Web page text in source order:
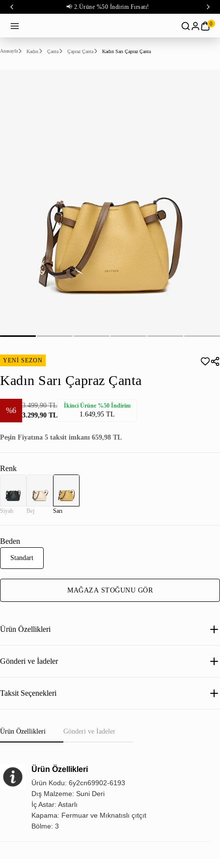
📢 2.Ürüne %50 İndirim Fırsatı!
0
Anasayfa Kadın Çanta Çapraz Çanta Kadın Sarı Çapraz Çanta
YENİ SEZON
Kadın Sarı Çapraz Çanta
%6
3.499,90 TL
3.299,90 TL
İkinci Ürüne %50 İndirim
1.649,95 TL
Peşin Fiyatına 5 taksit imkanı 659,98 TL
Renk
Siyah Bej Sarı
Beden
Standart
MAĞAZA STOĞUNU GÖR
Ürün Özellikleri
Gönderi ve İadeler
Taksit Seçenekleri
Ürün Özellikleri Gönderi ve İadeler
Ürün Özellikleri
Ürün Kodu: 6y2cn69902-6193
Dış Malzeme: Suni Deri
İç Astar: Astarlı
Kapama: Fermuar ve Mıknatıslı çıtçıt
Bölme: 3